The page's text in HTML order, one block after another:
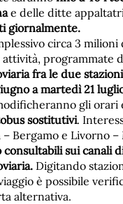
e delle ditte
giornalmente.
circa 3 milioni
programmate
fra le due stazioni
a martedì 21
gli orari
sostitutivi.
Bergamo e Livorno –
sui canali
Digitando
è possibile
alternativa.